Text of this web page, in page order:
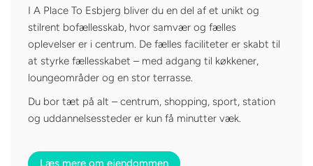
I A Place To Esbjerg bliver du en del af et unikt og
stilrent bofællesskab, hvor samvær og fælles
oplevelser er i centrum. De fælles faciliteter er skabt til
at styrke fællesskabet – med adgang til køkkener,
loungeområder og en stor terrasse.
Du bor tæt på alt – centrum, shopping, sport, station
og uddannelsessteder er kun få minutter væk.
Læs mere om ejendommen